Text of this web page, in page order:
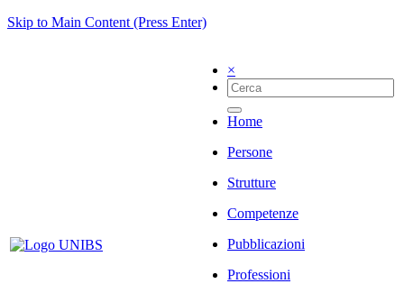
Skip to Main Content (Press Enter)
×
Home
Persone
Strutture
Competenze
Pubblicazioni
Professioni